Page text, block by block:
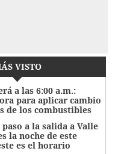
VISTO
a las 6:00 a.m.:
para aplicar cambio
de los combustibles
a la salida a Valle
la noche de este
es el horario